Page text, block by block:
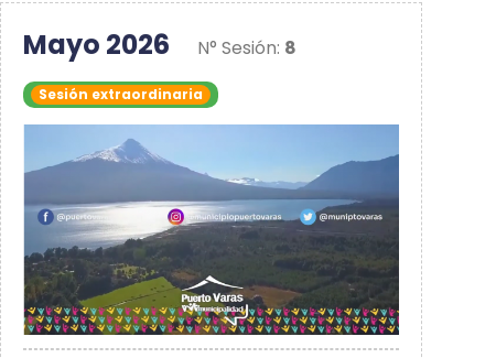
Mayo 2026 N° Sesión: 8
Sesión extraordinaria